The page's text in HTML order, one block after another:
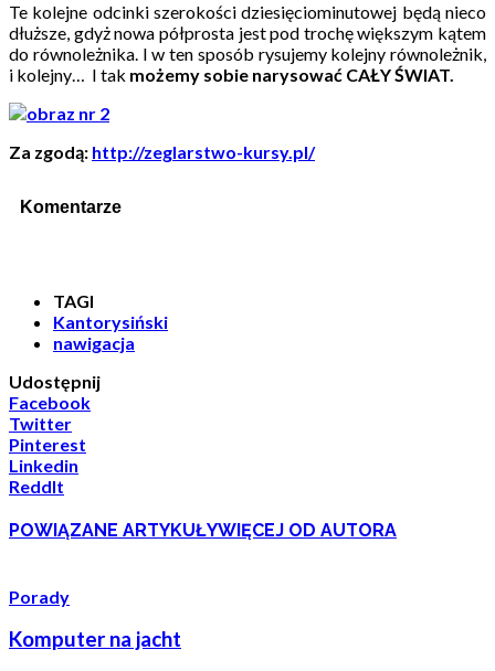
Te kolejne odcinki szerokości dziesięciominutowej będą nieco
dłuższe, gdyż nowa półprosta jest pod trochę większym kątem
do równoleżnika. I w ten sposób rysujemy kolejny równoleżnik,
i kolejny… I tak możemy sobie narysować CAŁY ŚWIAT.
Za zgodą: http://zeglarstwo-kursy.pl/
Komentarze
TAGI
Kantorysiński
nawigacja
Udostępnij
Facebook
Twitter
Pinterest
Linkedin
ReddIt
POWIĄZANE ARTYKUŁYWIĘCEJ OD AUTORA
Porady
Komputer na jacht